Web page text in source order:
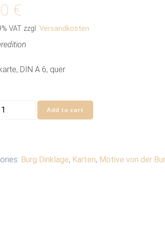
€
VAT zzgl. Versandkosten
DIN A 6, quer
Add to cart
Burg Dinklage, Karten, Motive von der